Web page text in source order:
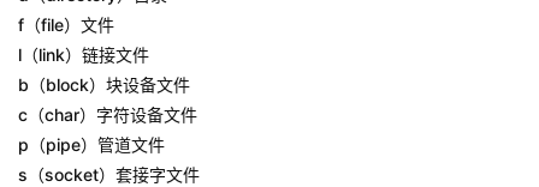
f（file）文件
l（link）链接文件
b（block）块设备文件
c（char）字符设备文件
p（pipe）管道文件
s（socket）套接字文件